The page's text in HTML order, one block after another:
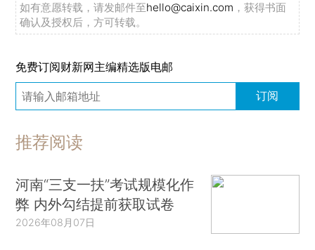
如有意愿转载，请发邮件至hello@caixin.com ，获得书面
确认及授权后，方可转载。
免费订阅财新网主编精选版电邮
订阅
推荐阅读
河南“三支一扶”考试规模化作
弊 内外勾结提前获取试卷
2026年08月07日